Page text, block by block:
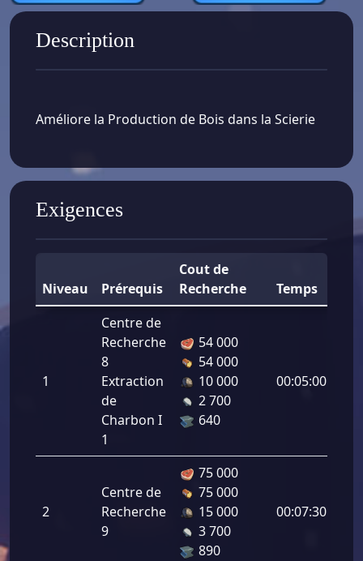
Description
Améliore la Production de Bois dans la Scierie
Exigences
Niveau Prérequis
Cout de
Recherche
Temps
1
Centre de
Recherche
8
Extraction
de
Charbon I
1
54 000
54 000
10 000
2 700
640
00:05:00
2
Centre de
Recherche
9
75 000
75 000
15 000
3 700
890
00:07:30